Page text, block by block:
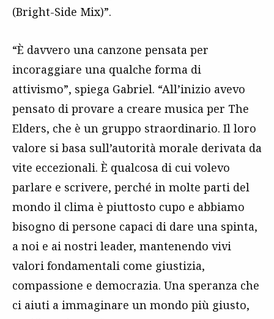
(Bright-Side Mix)”.
“È davvero una canzone pensata per
incoraggiare una qualche forma di
attivismo”, spiega Gabriel. “All’inizio avevo
pensato di provare a creare musica per The
Elders, che è un gruppo straordinario. Il loro
valore si basa sull’autorità morale derivata da
vite eccezionali. È qualcosa di cui volevo
parlare e scrivere, perché in molte parti del
mondo il clima è piuttosto cupo e abbiamo
bisogno di persone capaci di dare una spinta,
a noi e ai nostri leader, mantenendo vivi
valori fondamentali come giustizia,
compassione e democrazia. Una speranza che
ci aiuti a immaginare un mondo più giusto,